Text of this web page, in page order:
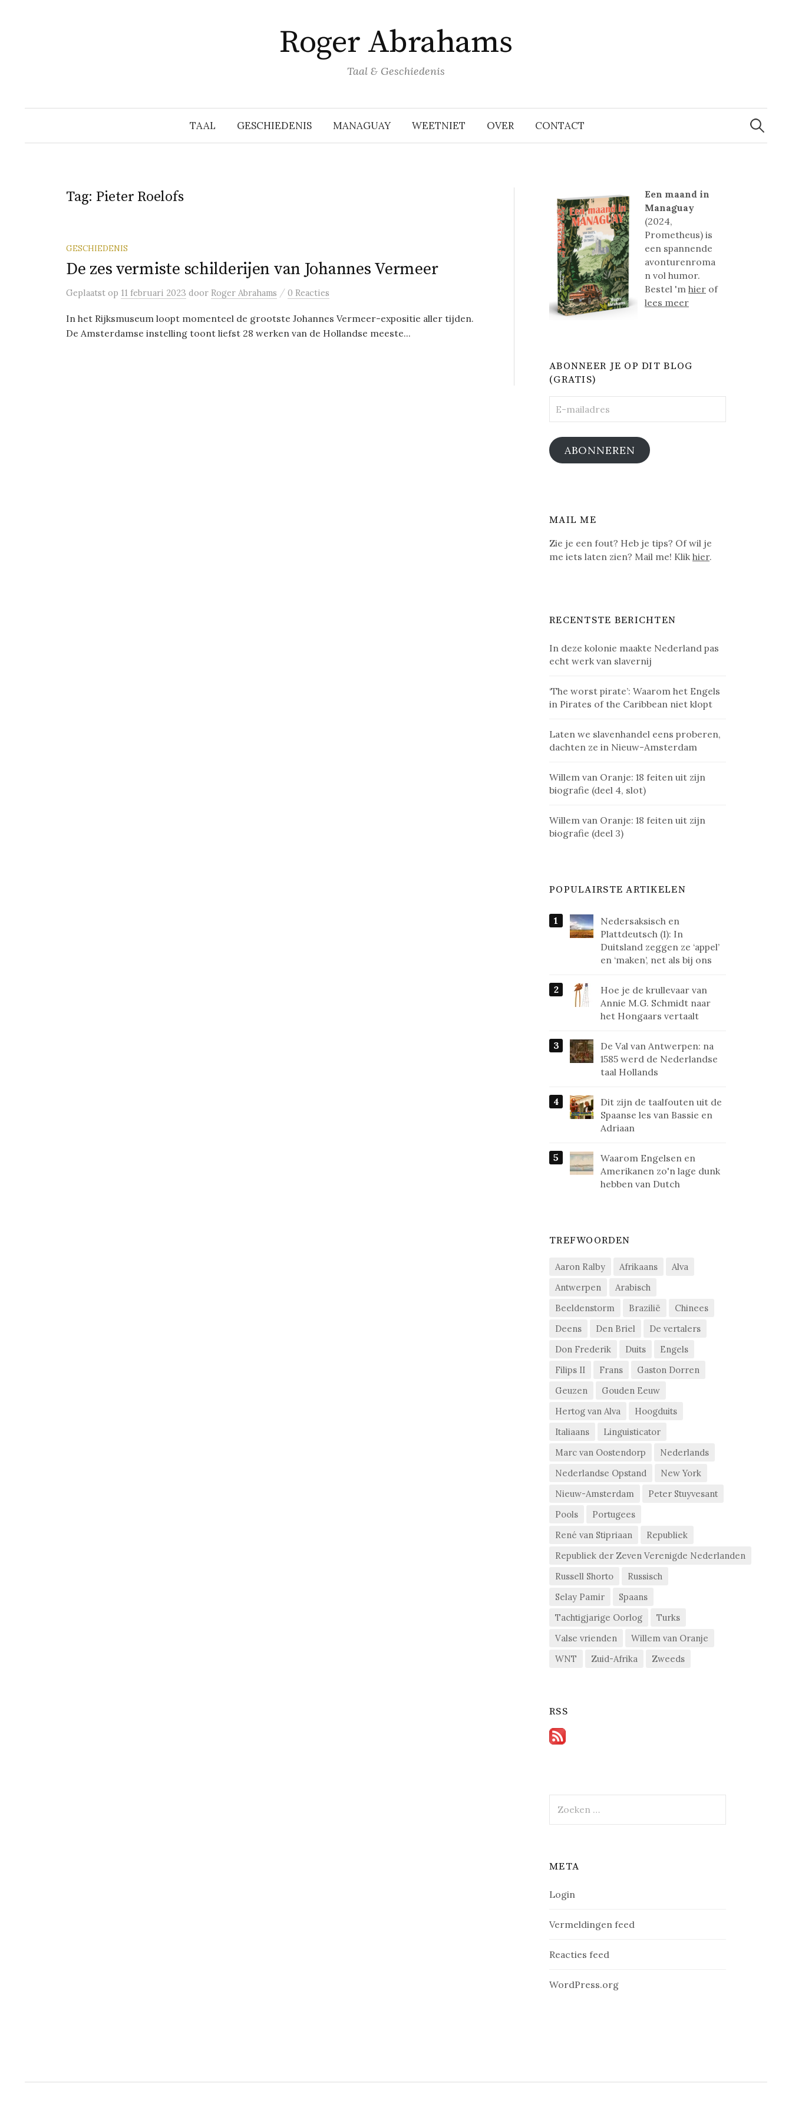
Roger Abrahams
Taal & Geschiedenis
TAAL GESCHIEDENIS MANAGUAY WEETNIET OVER CONTACT
Zoeken
naar:
Tag: Pieter Roelofs
GESCHIEDENIS
De zes vermiste schilderijen van Johannes Vermeer
Geplaatst op 11 februari 2023 door Roger Abrahams / 0 Reacties
In het Rijksmuseum loopt momenteel de grootste Johannes Vermeer-expositie aller tijden.
De Amsterdamse instelling toont liefst 28 werken van de Hollandse meeste...
Een maand in
Managuay
(2024,
Prometheus) is
een spannende
avonturenroma
n vol humor.
Bestel 'mhier of
lees meer
ABONNEER JE OP DIT BLOG
(GRATIS)
mailadres
ABONNEREN
MAIL ME
Zie je een fout? Heb je tips? Of wil je
me iets laten zien? Mail me! Klikhier.
RECENTSTE BERICHTEN
In deze kolonie maakte Nederland pas
echt werk van slavernij
‘The worst pirate’: Waarom het Engels
in Pirates of the Caribbean niet klopt
Laten we slavenhandel eens proberen,
dachten ze in Nieuw-Amsterdam
Willem van Oranje: 18 feiten uit zijn
biografie (deel 4, slot)
Willem van Oranje: 18 feiten uit zijn
biografie (deel 3)
POPULAIRSTE ARTIKELEN
Nedersaksisch en
Plattdeutsch (1): In
Duitsland zeggen ze ‘appel’
en ‘maken’, net als bij ons
Hoe je de krullevaar van
Annie M.G. Schmidt naar
het Hongaars vertaalt
De Val van Antwerpen: na
1585 werd de Nederlandse
taal Hollands
Dit zijn de taalfouten uit de
Spaanse les van Bassie en
Adriaan
Waarom Engelsen en
Amerikanen zo'n lage dunk
hebben van Dutch
TREFWOORDEN
Aaron Ralby Afrikaans
Alva
Antwerpen
Arabisch
Beeldenstorm
Brazilië
Chinees
Deens
Den Briel
De vertalers
Don Frederik
Duits
Engels
Filips II
Frans
Gaston Dorren
Geuzen
Gouden Eeuw
Hertog van Alva
Hoogduits
Italiaans
Linguisticator
Marc van Oostendorp
Nederlands
Nederlandse Opstand
New York
Nieuw-Amsterdam
Peter Stuyvesant
Pools
Portugees
René van Stipriaan
Republiek
Republiek der Zeven Verenigde Nederlanden
Russell Shorto
Russisch
Selay Pamir
Spaans
Tachtigjarige Oorlog
Turks
Valse vrienden
Willem van Oranje
WNT
Zuid-Afrika Zweeds
RSS
naar:
META
Login
Vermeldingen feed
Reacties feed
WordPress.org